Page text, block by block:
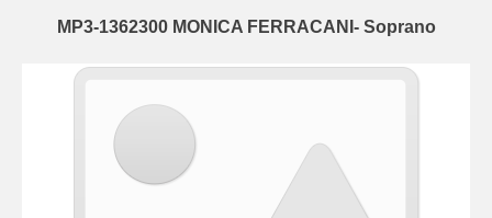
MP3-1362300 MONICA FERRACANI- Soprano